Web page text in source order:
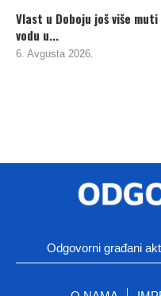
Vlast u Doboju još više muti
vodu u...
6. Avgusta 2026.
Odgovorni građani